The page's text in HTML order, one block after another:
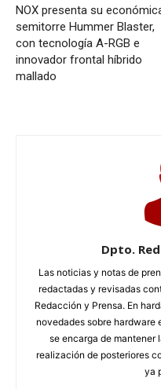
NOX presenta su
semitorre Hummer Blaster,
con tecnología A-RGB e
innovador frontal híbrido
mallado
Dpto.
Las noticias y notas de
redactadas y revisadas
Redacción y Prensa. En
novedades sobre hardware
se encarga de mantener
realización de posteriores
ya